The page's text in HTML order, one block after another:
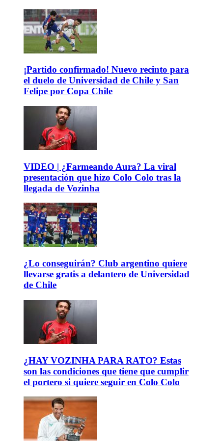
¡Partido confirmado! Nuevo recinto para
el duelo de Universidad de Chile y San
Felipe por Copa Chile
VIDEO | ¿Farmeando Aura? La viral
presentación que hizo Colo Colo tras la
llegada de Vozinha
¿Lo conseguirán? Club argentino quiere
llevarse gratis a delantero de Universidad
de Chile
¿HAY VOZINHA PARA RATO? Estas
son las condiciones que tiene que cumplir
el portero si quiere seguir en Colo Colo